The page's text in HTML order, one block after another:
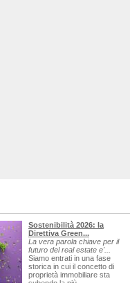
Sostenibilità 2026: la
Direttiva Green...
La vera parola chiave per il
futuro del real estate e'...
Siamo entrati in una fase
storica in cui il concetto di
proprietà immobiliare sta